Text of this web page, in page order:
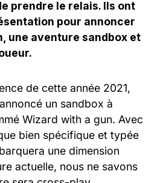
prendre le relais. Ils ont
pour annoncer
une aventure sandbox et
de cette année 2021,
un sandbox à
Wizard with a gun. Avec
bien spécifique et typée
une dimension
actuelle, nous ne savons